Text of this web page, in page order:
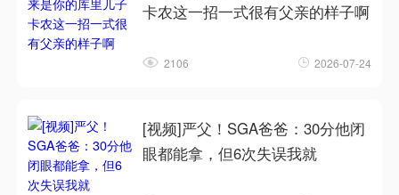
卡农这一招一式很有父亲的样子啊
2106 2026-07-24
[视频]严父！SGA爸爸：30分他闭
眼都能拿，但6次失误我就